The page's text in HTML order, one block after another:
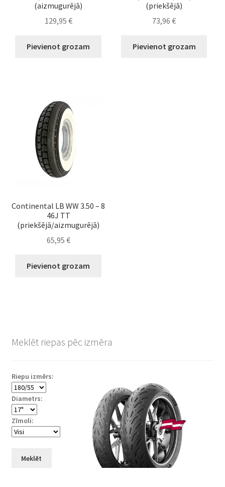
(aizmugurējā)
129,95 €
Pievienot grozam
(priekšējā)
73,96€
Pievienot grozam
Continental LB WW 3.50 – 8
46J TT
(priekšējā/aizmugurējā)
65,95 €
Pievienot grozam
Meklēt riepas pēc izmēra
Riepu izmērs:
Diametrs:
Zīmoli:
Meklēt